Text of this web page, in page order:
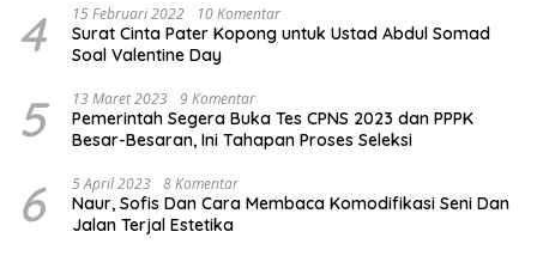
4 15 Februari 2022 10 Komentar
Surat Cinta Pater Kopong untuk Ustad Abdul Somad
Soal Valentine Day
5 13 Maret 2023 9 Komentar
Pemerintah Segera Buka Tes CPNS 2023 dan PPPK
Besar-Besaran, Ini Tahapan Proses Seleksi
6 5 April 2023 8 Komentar
Naur, Sofis Dan Cara Membaca Komodifikasi Seni Dan
Jalan Terjal Estetika